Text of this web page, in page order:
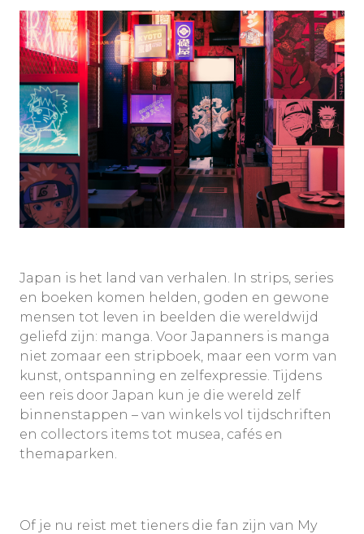
Japan is het land van verhalen. In strips, series
en boeken komen helden, goden en gewone
mensen tot leven in beelden die wereldwijd
geliefd zijn: manga. Voor Japanners is manga
niet zomaar een stripboek, maar een vorm van
kunst, ontspanning en zelfexpressie. Tijdens
een reis door Japan kun je die wereld zelf
binnenstappen – van winkels vol tijdschriften
en collectors items tot musea, cafés en
themaparken.
Of je nu reist met tieners die fan zijn van My